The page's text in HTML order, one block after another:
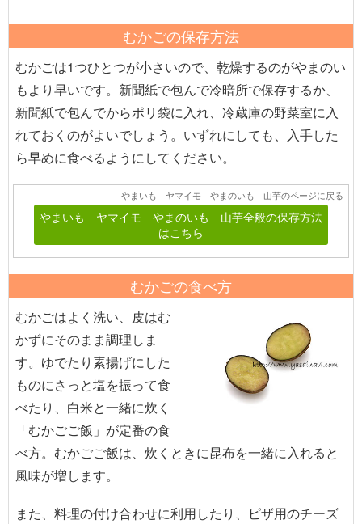
むかごの保存方法
むかごは1つひとつが小さいので、乾燥するのがやまのい
もより早いです。新聞紙で包んで冷暗所で保存するか、
新聞紙で包んでからポリ袋に入れ、冷蔵庫の野菜室に入
れておくのがよいでしょう。いずれにしても、入手した
ら早めに食べるようにしてください。
やまいも ヤマイモ やまのいも 山芋のページに戻る
やまいも ヤマイモ やまのいも 山芋全般の保存方法
はこちら
むかごの食べ方
むかごはよく洗い、皮はむ
かずにそのまま調理しま
す。ゆでたり素揚げにした
ものにさっと塩を振って食
べたり、白米と一緒に炊く
「むかごご飯」が定番の食
べ方。むかごご飯は、炊くときに昆布を一緒に入れると
風味が増します。
また、料理の付け合わせに利用したり、ピザ用のチーズ